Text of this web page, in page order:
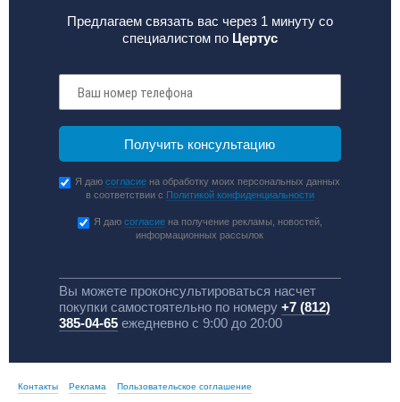
Предлагаем связать вас через 1 минуту со
специалистом по Цертус
Я даюсогласие на обработку моих персональных данных
в соответствии с Политикой конфиденциальности
Я даю согласиена получение рекламы, новостей,
информационных рассылок
Вы можете проконсультироваться насчет
покупки самостоятельно по номеру +7 (812)
385-04-65ежедневно с 9:00 до 20:00
Контакты Реклама Пользовательское соглашение